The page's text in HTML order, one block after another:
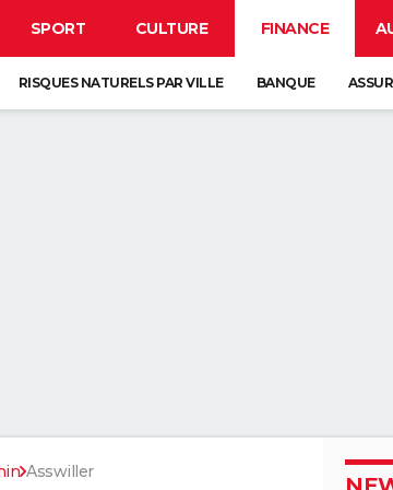
SPORT CULTURE FINANCE
RISQUES NATURELS PAR VILLE BANQUE
Asswiller